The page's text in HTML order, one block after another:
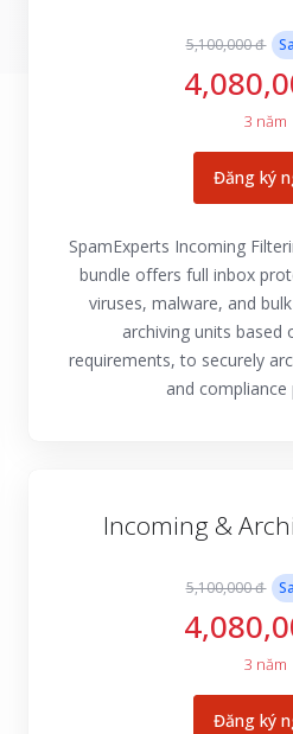
5,100,000 đ
3 năm
Đăng ký
SpamExperts Incoming
bundle offers full inbox
viruses, malware, and
archiving units based
requirements, to securely
and compliance
Incoming &
5,100,000 đ
3 năm
Đăng ký